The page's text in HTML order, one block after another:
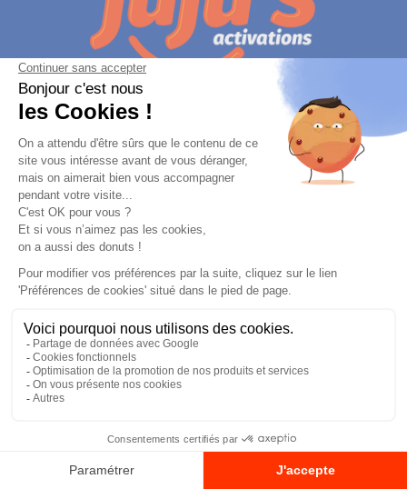
JUJU'S ACTIVATIONS
Animation Commerciale
Animation événementielle
Animation Grande surface
Animation culinaire
Animation Out Store & Roadshow
JUJU'S ET VOUS
Vente de matériel
Contactez-nous
Qui est JUJU'S Activations ?